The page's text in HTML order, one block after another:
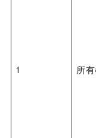
1 所